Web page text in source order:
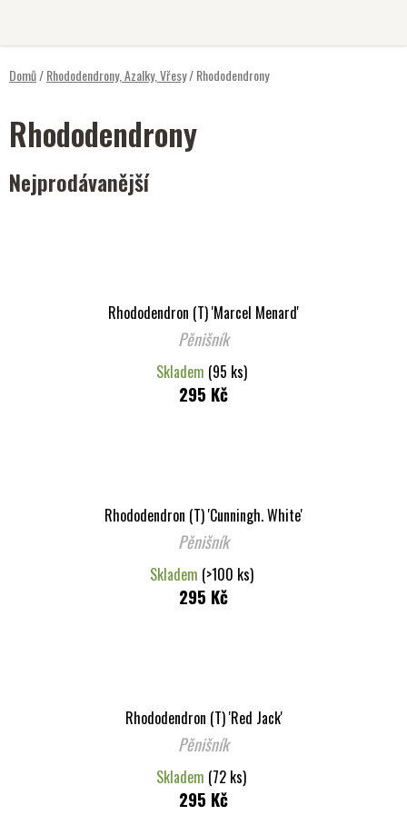
Domů/Rhododendrony, Azalky, Vřesy/Rhododendrony
Rhododendrony
Nejprodávanější
Rhododendron (T) 'Marcel Menard'
Pěnišník
Skladem (95 ks)
295 Kč
Rhododendron (T) 'Cunningh. White'
Pěnišník
Skladem (>100 ks)
295 Kč
Rhododendron (T) 'Red Jack'
Pěnišník
Skladem (72 ks)
295 Kč